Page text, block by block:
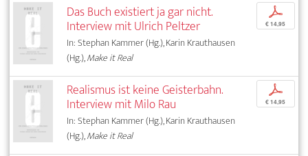
Das Buch existiert ja gar nicht.
Interview mit Ulrich Peltzer
In: Stephan Kammer (Hg.), Karin Krauthausen
(Hg.),Make it Real
p
€ 14,95
Realismus ist keine Geisterbahn.
Interview mit Milo Rau
In: Stephan Kammer (Hg.), Karin Krauthausen
(Hg.),Make it Real
p
€ 14,95